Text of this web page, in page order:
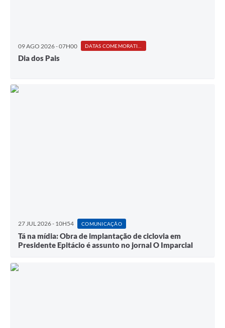
09 AGO 2026 - 07H00
Dia dos Pais
27 JUL 2026 - 10H54 COMUNICAÇÃO
Tá na mídia: Obra de implantação de ciclovia em
Presidente Epitácio é assunto no jornal O Imparcial